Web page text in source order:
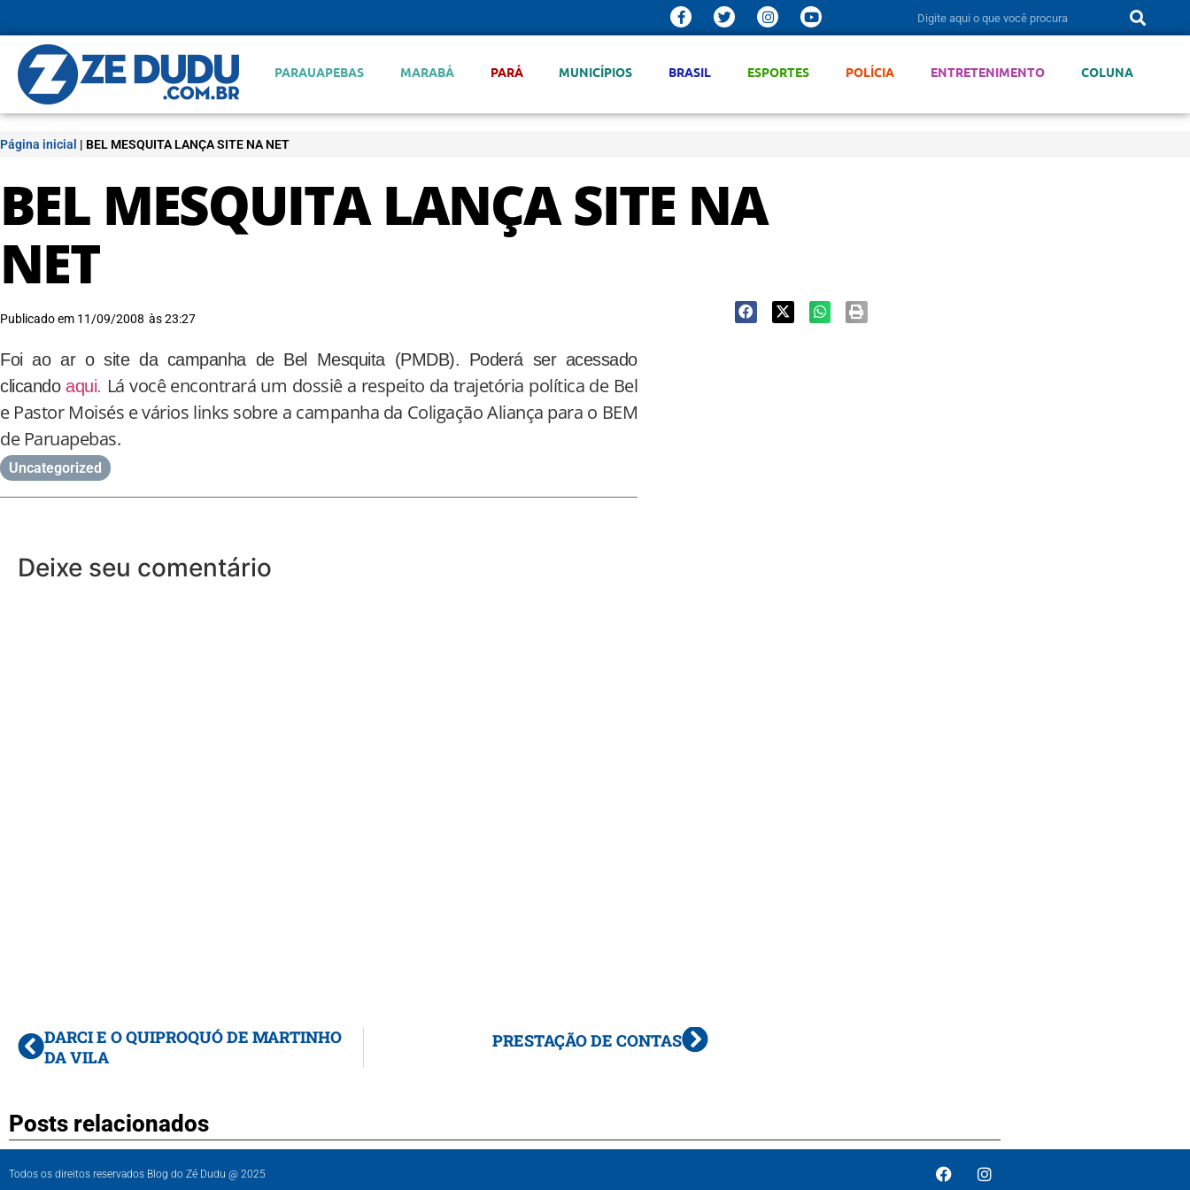
PARAUAPEBAS MARABÁ PARÁ MUNICÍPIOS BRASIL ESPORTES POLÍCIA ENTRETENIMENTO COLUNA
Página inicial | BEL MESQUITA LANÇA SITE NA NET
BEL MESQUITA LANÇA SITE NA
NET
Publicado em 11/09/2008 às23:27
Foi ao ar o site da campanha de Bel Mesquita (PMDB). Poderá ser acessado
clicandoaqui. Lá você encontrará um dossiê a respeito da trajetória política de Bel
e Pastor Moisés e vários links sobre a campanha da Coligação Aliança para o BEM
de Paruapebas.
Uncategorized
Deixe seu comentário
DARCI E O QUIPROQUÓ DE MARTINHO
DA VILA
PRESTAÇÃO DE CONTAS
Posts relacionados
Todos os direitos reservados Blog do Zé Dudu @ 2025